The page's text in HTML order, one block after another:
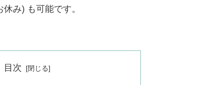
み) も可能です。
目次